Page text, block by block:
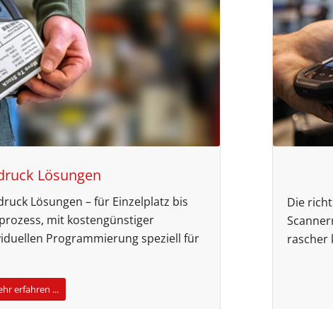
Lösungen
Lösungen – für Einzelplatz bis
mit kostengünstiger
Programmierung speziell für
erfahren ...
Die
rascher